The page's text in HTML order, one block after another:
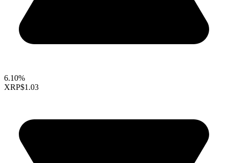
6.10%
XRP$1.03